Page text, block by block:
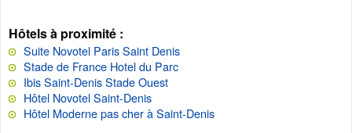
Hôtels à proximité :
Suite Novotel Paris Saint Denis
Stade de France Hotel du Parc
Ibis Saint-Denis Stade Ouest
Hôtel Novotel Saint-Denis
Hôtel Moderne pas cher à Saint-Denis